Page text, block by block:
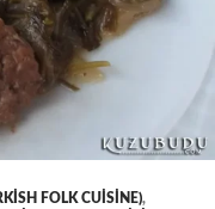
FOLK CUISINE),